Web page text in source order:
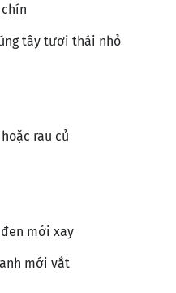
tây tươi thái nhỏ
rau củ
mới xay
mới vắt